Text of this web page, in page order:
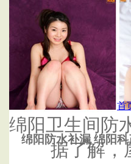
绵阳防水补漏 绵阳科
杭州泰鑫防水补漏公司
首
绵阳卫生间防
据了解，屋